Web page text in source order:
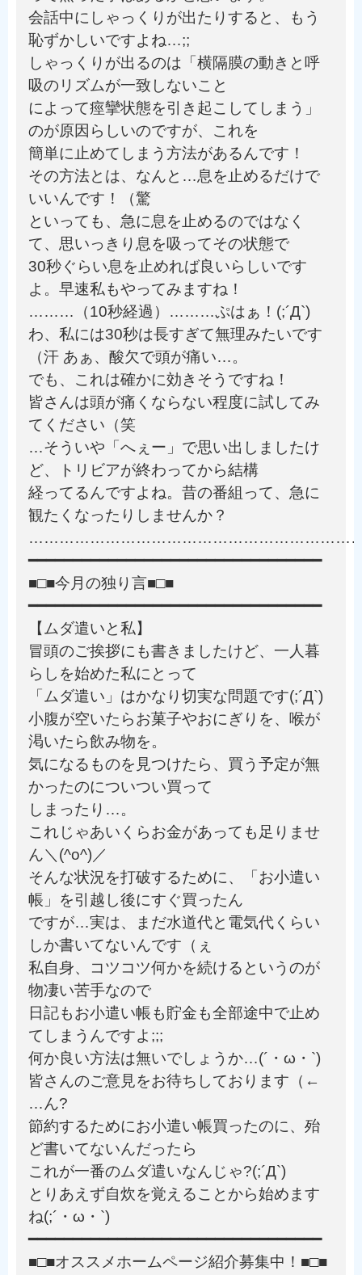
会話中にしゃっくりが出たりすると、もう
恥ずかしいですよね…;;
しゃっくりが出るのは「横隔膜の動きと呼
吸のリズムが一致しないこと
によって痙攣状態を引き起こしてしまう」
のが原因らしいのですが、これを
簡単に止めてしまう方法があるんです！
その方法とは、なんと…息を止めるだけで
いいんです！（驚
といっても、急に息を止めるのではなく
て、思いっきり息を吸ってその状態で
30秒ぐらい息を止めれば良いらしいです
よ。早速私もやってみますね！
………（10秒経過）………ぷはぁ！(;´Д`)
わ、私には30秒は長すぎて無理みたいです
（汗 あぁ、酸欠で頭が痛い…。
でも、これは確かに効きそうですね！
皆さんは頭が痛くならない程度に試してみ
てください（笑
…そういや「へぇー」で思い出しましたけ
ど、トリビアが終わってから結構
経ってるんですよね。昔の番組って、急に
観たくなったりしませんか？
━━━━━━━━━━━━━━━━━━━━━━━━━━━━━━━━━
■□■今月の独り言■□■
━━━━━━━━━━━━━━━━━━━━━━━━━━━━━━━━━
【ムダ遣いと私】
冒頭のご挨拶にも書きましたけど、一人暮
らしを始めた私にとって
「ムダ遣い」はかなり切実な問題です(;´Д`)
小腹が空いたらお菓子やおにぎりを、喉が
渇いたら飲み物を。
気になるものを見つけたら、買う予定が無
かったのについつい買って
しまったり…。
これじゃあいくらお金があっても足りませ
ん＼(^o^)／
そんな状況を打破するために、「お小遣い
帳」を引越し後にすぐ買ったん
ですが…実は、まだ水道代と電気代くらい
しか書いてないんです（ぇ
私自身、コツコツ何かを続けるというのが
物凄い苦手なので
日記もお小遣い帳も貯金も全部途中で止め
てしまうんですよ;;;
何か良い方法は無いでしょうか…(´・ω・`)
皆さんのご意見をお待ちしております（←
…ん?
節約するためにお小遣い帳買ったのに、殆
ど書いてないんだったら
これが一番のムダ遣いなんじゃ?(;´Д`)
とりあえず自炊を覚えることから始めます
ね(;´・ω・`)
━━━━━━━━━━━━━━━━━━━━━━━━━━━━━━━━━
■□■オススメホームページ紹介募集中！■□■